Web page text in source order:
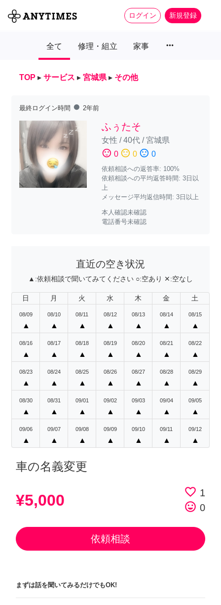
ログイン 新規登録
全て 修理・組立 家事 more_horiz
TOP ▸ サービス ▸ 宮城県 ▸ その他
最終ログイン時間 fiber_manual_record 2年前
ふぅたそ
女性 /40代/宮城県
sentiment_satisfied 0 sentiment_neutral 0 sentiment_dissatisfied 0
依頼相談への返答率: 100%
依頼相談への平均返答時間: 3日以
上
メッセージ平均返信時間: 3日以上
本人確認未確認
電話番号未確認
直近の空き状況
▲:依頼相談で聞いてみてください ○:空あり ✕:空なし
日 月 火 水 木 金 土
08/09
▲
08/10
▲
08/11
▲
08/12
▲
08/13
▲
08/14
▲
08/15
▲
08/16
▲
08/17
▲
08/18
▲
08/19
▲
08/20
▲
08/21
▲
08/22
▲
08/23
▲
08/24
▲
08/25
▲
08/26
▲
08/27
▲
08/28
▲
08/29
▲
08/30
▲
08/31
▲
09/01
▲
09/02
▲
09/03
▲
09/04
▲
09/05
▲
09/06
▲
09/07
▲
09/08
▲
09/09
▲
09/10
▲
09/11
▲
09/12
▲
車の名義変更
¥5,000 favorite_border 1
tag_faces 0
依頼相談
まずは話を聞いてみるだけでもOK!